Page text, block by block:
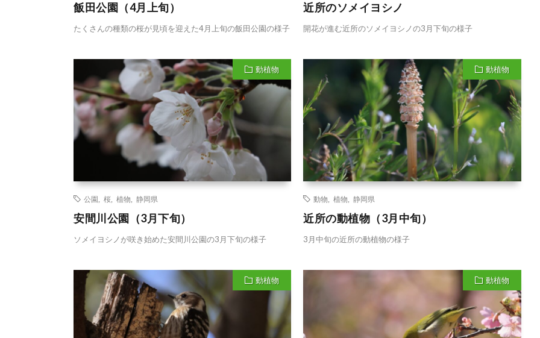
飯田公園（4月上旬）
たくさんの種類の桜が見頃を迎えた4月上旬の飯田公園の様子
近所のソメイヨシノ
開花が進む近所のソメイヨシノの3月下旬の様子
動植物
公園 桜 植物 静岡県
安間川公園（3月下旬）
ソメイヨシノが咲き始めた安間川公園の3月下旬の様子
動植物
動物 ,植物 ,静岡県
近所の動植物（3月中旬）
3月中旬の近所の動植物の様子
動植物 動植物